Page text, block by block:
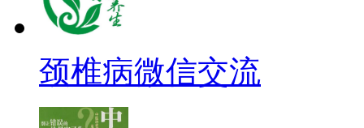
颈椎病微信交流